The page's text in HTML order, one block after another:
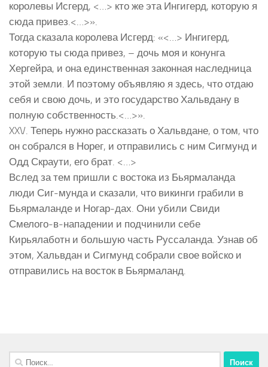
королевы Исгерд, <…> кто же эта Ингигерд, которую я
сюда привез.<…>».
Тогда сказала королева Исгерд: «<…> Ингигерд,
которую ты сюда привез, – дочь моя и конунга
Хергейра, и она единственная законная наследница
этой земли. И поэтому объявляю я здесь, что отдаю
себя и свою дочь, и это государство Хальвдану в
полную собственность.<…>».
XXV. Теперь нужно рассказать о Хальвдане, о том, что
он собрался в Норег, и отправились с ним Сигмунд и
Одд Скраути, его брат. <…>
Вслед за тем пришли с востока из Бьярмаланда
люди Сиг-мунда и сказали, что викинги грабили в
Бьярмаланде и Ногар-дах. Они убили Свиди
Смелого-в-нападении и подчинили себе
Кирьялаботн и большую часть Руссаланда. Узнав об
этом, Хальвдан и Сигмунд собрали свое войско и
отправились на восток в Бьярмаланд.
Найти: